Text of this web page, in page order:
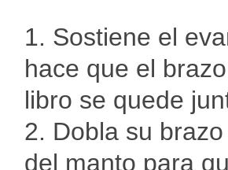
1. Sostiene el
hace que el
libro se quede
2. Dobla su
del manto para